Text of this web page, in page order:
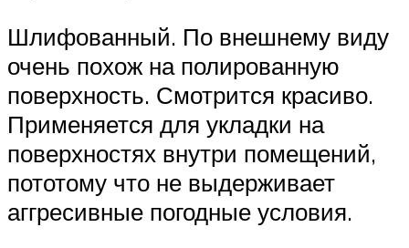
Шлифованный. По внешнему виду
очень похож на полированную
поверхность. Смотрится красиво.
Применяется для укладки на
поверхностях внутри помещений,
пототому что не выдерживает
аггресивные погодные условия.